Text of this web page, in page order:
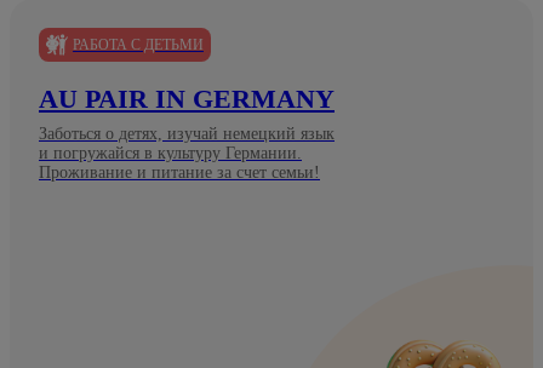
РАБОТА С ДЕТЬМИ
AU PAIR IN GERMANY
Заботься о детях, изучай немецкий язык
и погружайся в культуру Германии.
Проживание и питание за счет семьи!